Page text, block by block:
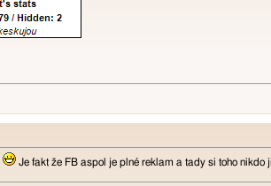
Je fakt že FB aspol je plné reklam a tady si toho nikdo